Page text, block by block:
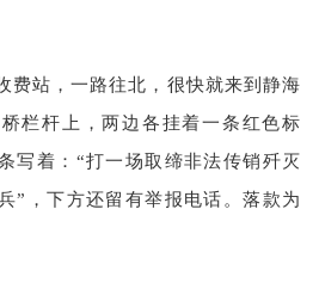
费站，一路往北，很快就来到静海
栏杆上，两边各挂着一条红色标
写着：“打一场取缔非法传销歼灭
”，下方还留有举报电话。落款为